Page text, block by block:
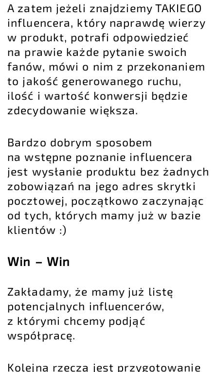
A zatem jeżeli znajdziemy TAKIEGO
influencera, który naprawdę wierzy
w produkt, potrafi odpowiedzieć
na prawie każde pytanie swoich
fanów, mówi o nim z przekonaniem
to jakość generowanego ruchu,
ilość i wartość konwersji będzie
zdecydowanie większa.
Bardzo dobrym sposobem
na wstępne poznanie influencera
jest wysłanie produktu bez żadnych
zobowiązań na jego adres skrytki
pocztowej, początkowo zaczynając
od tych, których mamy już w bazie
klientów :)
Win – Win
Zakładamy, że mamy już listę
potencjalnych influencerów,
z którymi chcemy podjąć
współpracę.
Kolejną rzeczą jest przygotowanie